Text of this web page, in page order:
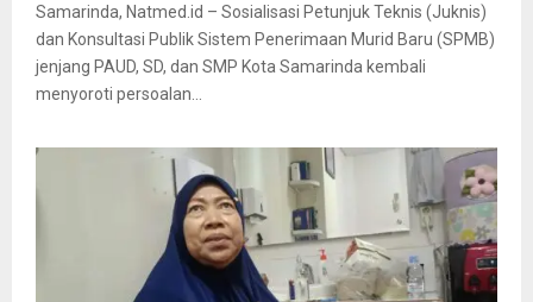
Samarinda, Natmed.id – Sosialisasi Petunjuk Teknis (Juknis)
dan Konsultasi Publik Sistem Penerimaan Murid Baru (SPMB)
jenjang PAUD, SD, dan SMP Kota Samarinda kembali
menyoroti persoalan...